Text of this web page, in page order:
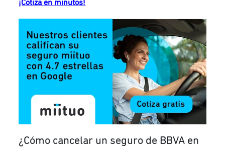
¡Cotiza en minutos!
¿Cómo cancelar un seguro de BBVA en